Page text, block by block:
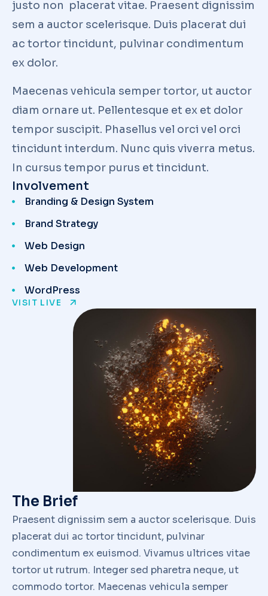
justo non placerat vitae. Praesent dignissim
sem a auctor scelerisque. Duis placerat dui
ac tortor tincidunt, pulvinar condimentum
ex dolor.
Maecenas vehicula semper tortor, ut auctor
diam ornare ut. Pellentesque et ex et dolor
tempor suscipit. Phasellus vel orci vel orci
tincidunt interdum. Nunc quis viverra metus.
In cursus tempor purus et tincidunt.
Involvement
Branding & Design System
Brand Strategy
Web Design
Web Development
WordPress
VISIT LIVE
The Brief
Praesent dignissim sem a auctor scelerisque. Duis
placerat dui ac tortor tincidunt, pulvinar
condimentum ex euismod. Vivamus ultrices vitae
tortor ut rutrum. Integer sed pharetra neque, ut
commodo tortor. Maecenas vehicula semper